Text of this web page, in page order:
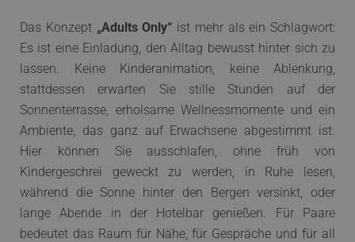
Das Konzept „Adults Only“ ist mehr als ein Schlagwort:
Es ist eine Einladung, den Alltag bewusst hinter sich zu
lassen. Keine Kinderanimation, keine Ablenkung,
stattdessen erwarten Sie stille Stunden auf der
Sonnenterrasse, erholsame Wellnessmomente und ein
Ambiente, das ganz auf Erwachsene abgestimmt ist.
Hier können Sie ausschlafen, ohne früh von
Kindergeschrei geweckt zu werden, in Ruhe lesen,
während die Sonne hinter den Bergen versinkt, oder
lange Abende in der Hotelbar genießen. Für Paare
bedeutet das Raum für Nähe, für Gespräche und für all